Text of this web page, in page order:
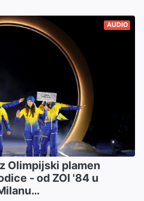
AUDIO
Olimpijski plamen
- od ZOI '84 u